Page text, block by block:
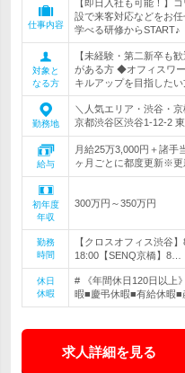
仕事内容
【即日入社も可能！】
設で来客対応などをお
学べる研修からSTART♪
対象と
なる方
【未経験・第二新卒も
がある方 ◆オフィスワ
キルアップを目指したい
勤務地
＼人気エリア・渋谷・
京都渋谷区渋谷1-12-2
給与
月給25万3,000円＋諸
ヶ月ごとに都度更新※
初年度
年収
300万円～350万円
勤務
時間
【クロスオフィス渋谷
18:00【SENQ京橋】8…
休日
休暇
# 《年間休日120日以上
暇■慶弔休暇■有給休暇■
求人詳細を見る